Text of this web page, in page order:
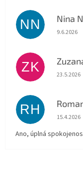
NN Nina
9.6.2026
ZK
23.5.2026
RH
15.4.2026
Ano, úplná